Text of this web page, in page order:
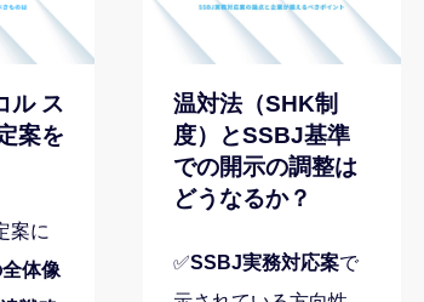
ル ス
案を
案に
体像
温対法（SHK制
度）とSSBJ基準
での開示の調整は
どうなるか？
✅SSBJ実務対応案で